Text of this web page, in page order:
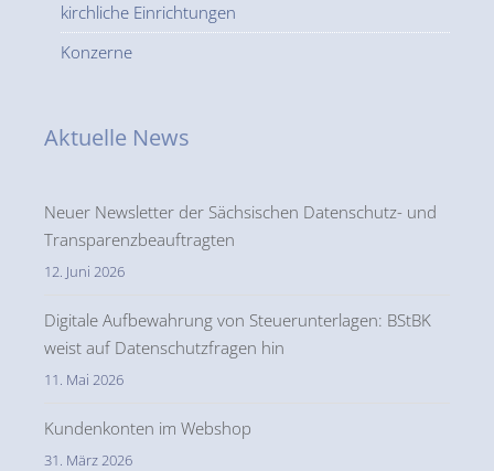
kirchliche Einrichtungen
Konzerne
Aktuelle News
Neuer Newsletter der Sächsischen Datenschutz- und
Transparenzbeauftragten
12. Juni 2026
Digitale Aufbewahrung von Steuerunterlagen: BStBK
weist auf Datenschutzfragen hin
11. Mai 2026
Kundenkonten im Webshop
31. März 2026